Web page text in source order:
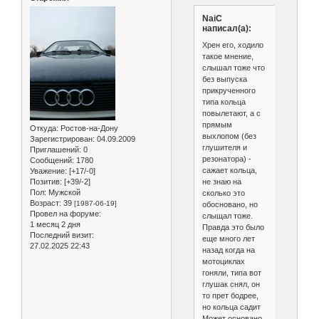
Откуда: Ростов-на-Дону
Зарегистрирован: 04.09.2009
Приглашений: 0
Сообщений: 1780
Уважение: [+17/-0]
Позитив: [+39/-2]
Пол: Мужской
Возраст: 39 [1987-06-19]
Провел на форуме:
1 месяц 2 дня
Последний визит:
27.02.2025 22:43
NaiC
написал(а):
Хрен его, ходило
такое мнение,
слышал тоже что
без выпуска
прикрученного
типа кольца
повылетают, а с
прямым
выхлопом (без
глушителя и
резонатора) -
сажает кольца,
не знаю на
сколько это
обосновано, но
слыщал тоже.
Правда это было
еще много лет
назад когда на
мотоциклах
гоняли, типа вот
глушак снял, он
то прет бодрее,
но кольца садит